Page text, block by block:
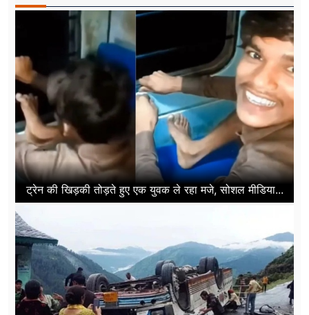
ट्रेन की खिड़की तोड़ते हुए एक युवक ले रहा मजे, सोशल मीडिया...